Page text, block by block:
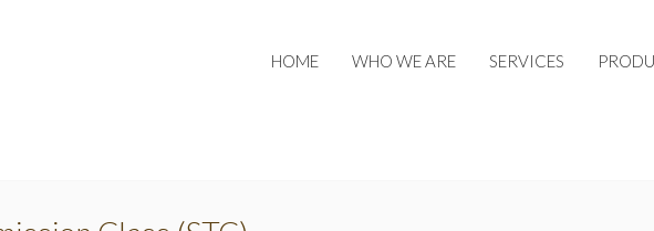
HOME WHO WE ARE SERVICES